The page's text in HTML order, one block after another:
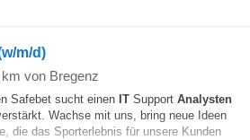
m/d)
km von Bregenz
Safebet sucht einen IT Support Analysten
Wachse mit uns, bring neue Ideen
die das Sporterlebnis für unsere Kunden